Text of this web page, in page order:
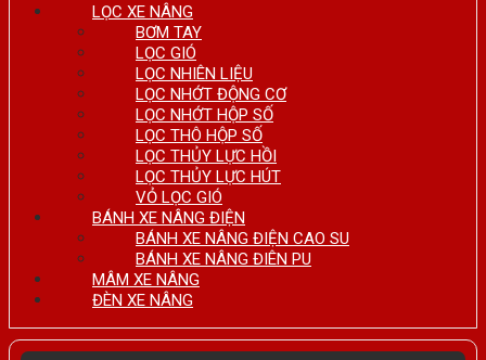
LỌC XE NÂNG
BƠM TAY
LỌC GIÓ
LỌC NHIÊN LIỆU
LỌC NHỚT ĐỘNG CƠ
LỌC NHỚT HỘP SỐ
LỌC THÔ HỘP SỐ
LỌC THỦY LỰC HỒI
LỌC THỦY LỰC HÚT
VỎ LỌC GIÓ
BÁNH XE NÂNG ĐIỆN
BÁNH XE NÂNG ĐIỆN CAO SU
BÁNH XE NÂNG ĐIÊN PU
MÂM XE NÂNG
ĐÈN XE NÂNG